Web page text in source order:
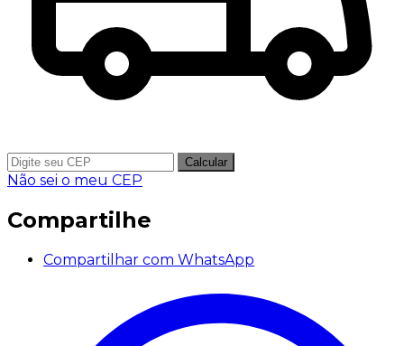
Calcular
Não sei o meu CEP
Compartilhe
Compartilhar com WhatsApp